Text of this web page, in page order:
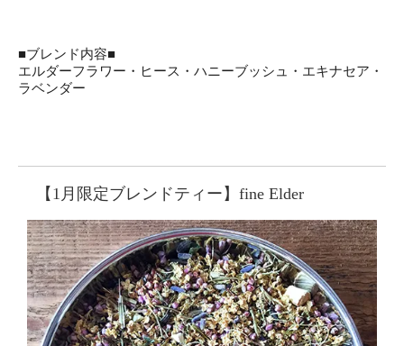
■ブレンド内容■
エルダーフラワー・ヒース・ハニーブッシュ・エキナセア・
ラベンダー
【1月限定ブレンドティー】fine Elder